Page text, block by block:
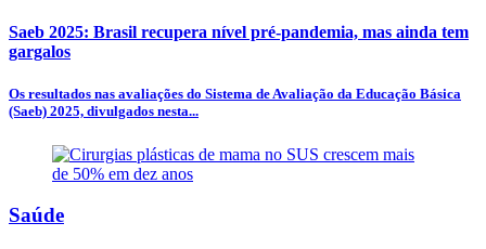
Saeb 2025: Brasil recupera nível pré-pandemia, mas ainda tem
gargalos
Os resultados nas avaliações do Sistema de Avaliação da Educação Básica
(Saeb) 2025, divulgados nesta...
Saúde